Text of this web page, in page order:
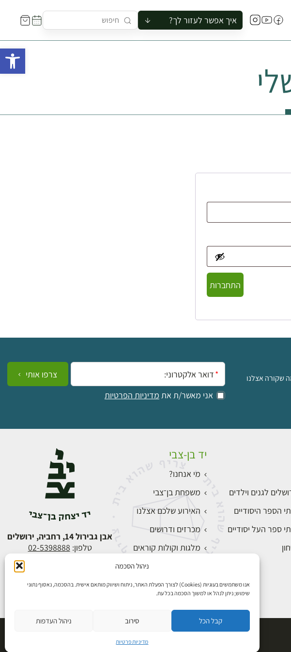
ניהול הסכמה
אנו משתמשים בעוגיות (Cookies) לצורך הפעלת האתר, ניתוח ושיווק מותאם אישית. בהסכמה, נאסוף נתוני
שימוש; ניתן לנהל או למשוך הסכמה בכל עת.
קבל הכל סירוב ניהול העדפות
מדיניות פרטיות
איך אפשר לעזור לך?
להזמין סיור לקבוצה
לתאם ביקור בצריף
התחברות
שקורה אצלנו
אימייל:
אני מאשר/ת את מדיניות הפרטיות
צרפו אותי
לגנים וילדים
הספר היסודיים
ספר העל יסודיים
יד בן-צבי
מי אנחנו?
משפחת בן־צבי
האירוע שלכם אצלנו
מכרזים ודרושים
מלגות וקולות קוראים
התחברות
אבן גבירול 14, רחביה, ירושלים
טלפון: 02-5398888